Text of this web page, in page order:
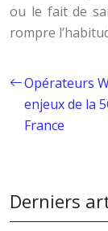
ou le fait de
rompre
Opérateurs
enjeux de la
France
Derniers